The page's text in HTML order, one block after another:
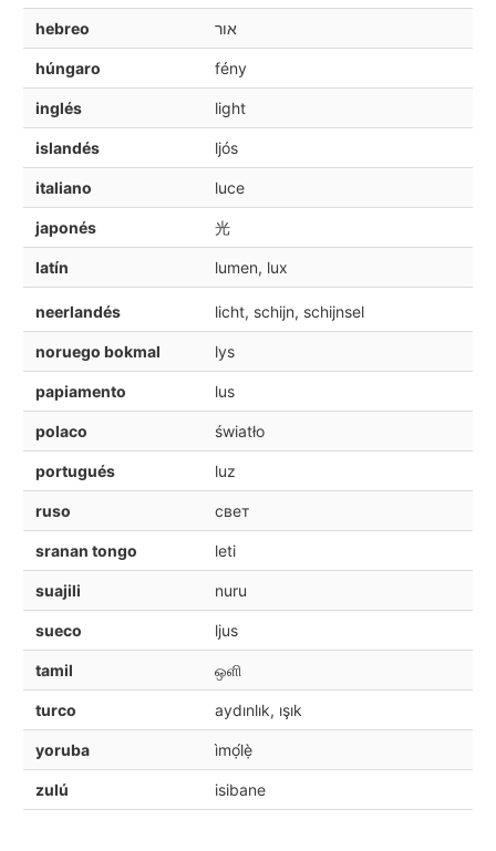
hebreo אור
húngaro fény
inglés light
islandés ljós
italiano luce
japonés 光
latín lumen, lux
neerlandés licht, schijn, schijnsel
noruego bokmal lys
papiamento lus
polaco światło
portugués luz
ruso свет
sranan tongo leti
suajili nuru
sueco ljus
tamil ஒளி
turco aydınlık, ışık
yoruba ìmọ́lẹ̀
zulú isibane